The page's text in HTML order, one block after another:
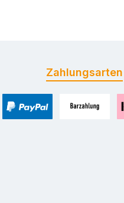
Zahlungsarten